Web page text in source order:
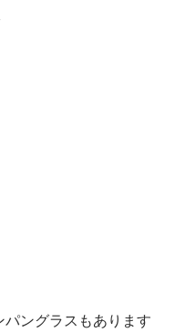
ングラスもあります